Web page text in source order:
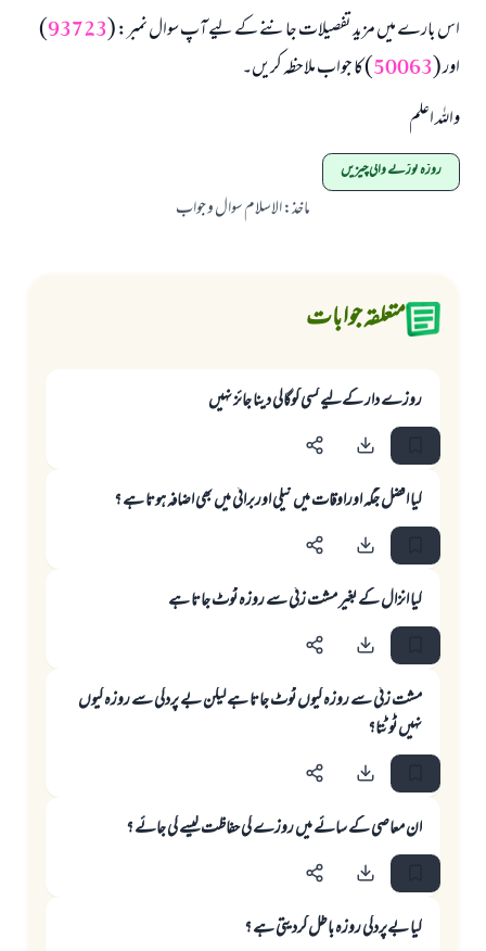
اس بارے میں مزید تفصیلات جاننے کے لیے آپ سوال نمبر: (93723
)
اور (50063) کا جواب ملاحظہ کریں۔
واللہ اعلم
روزہ توڑنے والی چیزیں
ماخذ:الاسلام سوال و جواب
متعلقہ جوابات
روزے دار کےلیے کسی کوگالی دینا جائز نہيں
کیا افضل جگہ اوراوقات میں نیکی اوربرائي میں بھی اضافہ ہوتا ہے ؟
کیا انزال کے بغیر مشت زنی سے روزہ ٹوٹ جاتا ہے
مشت زنی سے روزہ کیوں ٹوٹ جاتا ہے لیکن بے پردگی سے روزہ کیوں
نہیں ٹوٹتا؟
ان معاصى كے سائے ميں روزے كى حفاظت كيسے كى جائے ؟
کیا بےپردگی روزہ باطل کردیتی ہے ؟